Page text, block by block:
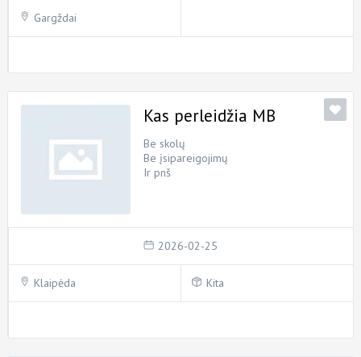
Gargždai
Kas perleidžia MB
Be skolų
Be įsipareigojimų
Ir pnš
2026-02-25
Klaipėda Kita